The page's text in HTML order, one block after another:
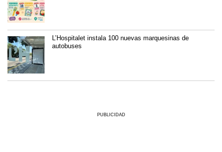
L’Hospitalet instala 100 nuevas marquesinas de
autobuses
PUBLICIDAD